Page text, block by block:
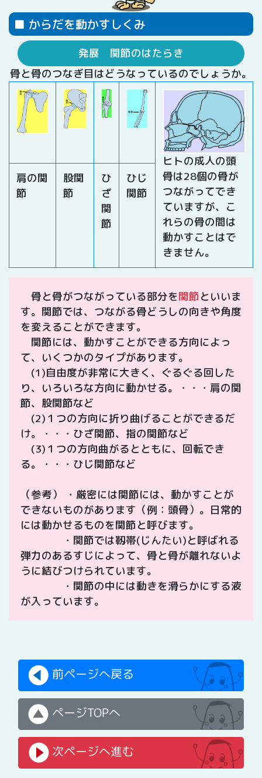
■ からだを動かすしくみ
発展 関節のはたらき
骨と骨のつなぎ目はどうなっているのでしょうか。
ヒトの成人の頭
骨は28個の骨が
つながってでき
ていますが、こ
れらの骨の間は
動かすことはで
きません。
肩の関
節
股関
節
ひ
ざ
関
節
ひじ
関節
骨と骨がつながっている部分を関節といいま
す。関節では、つながる骨どうしの向きや角度
を変えることができます。
関節には、動かすことができる方向によっ
て、いくつかのタイプがあります。
(1)自由度が非常に大きく、ぐるぐる回した
り、いろいろな方向に動かせる。・・・肩の関
節、股関節など
(2)１つの方向に折り曲げることができるだ
け。・・・ひざ関節、指の関節など
(3)１つの方向曲がるとともに、回転でき
る。・・・ひじ関節など
（参考） ・厳密には関節には、動かすことが
できないものがあります（例：頭骨）。日常的
には動かせるものを関節と呼びます。
・関節では靱帯(じんたい)と呼ばれる
弾力のあるすじによって、骨と骨が離れないよ
うに結びつけられています。
・関節の中には動きを滑らかにする液
が入っています。
前ページへ戻る
ページTOPへ
次ページへ進む